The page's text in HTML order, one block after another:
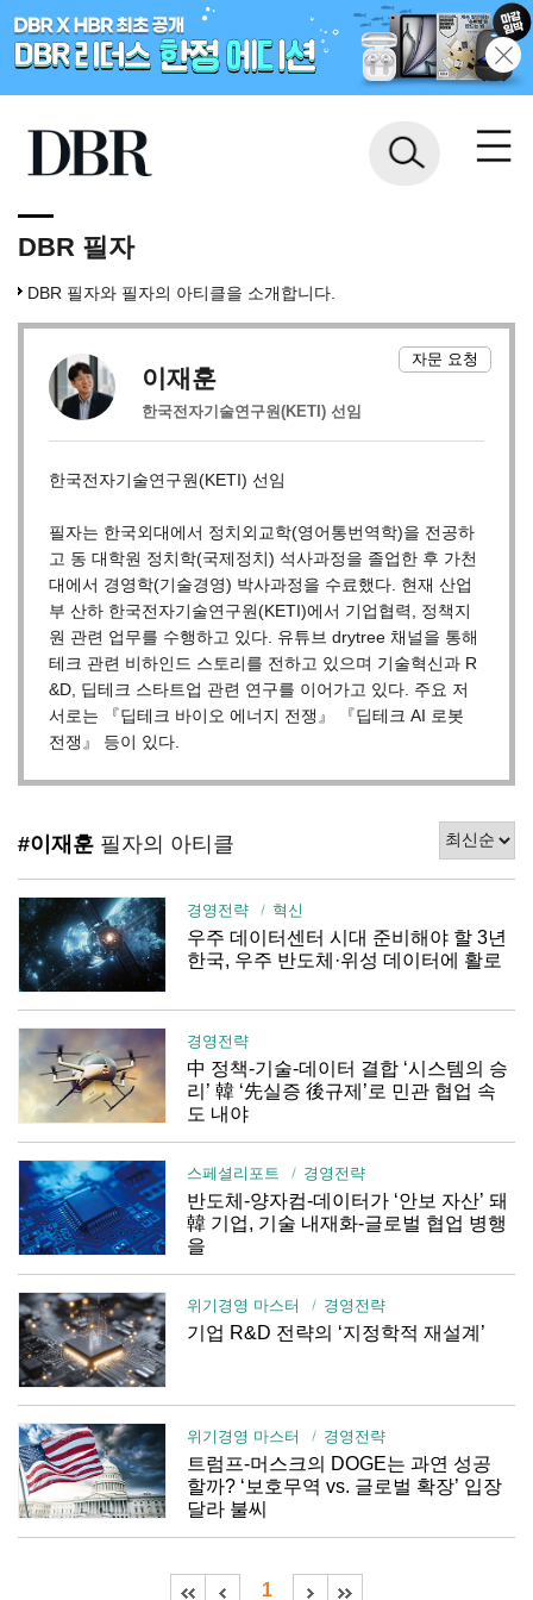
DBR 필자
DBR 필자와 필자의 아티클을 소개합니다.
자문 요청
이재훈
한국전자기술연구원(KETI) 선임
한국전자기술연구원(KETI) 선임
필자는 한국외대에서 정치외교학(영어통번역학)을 전공하
고 동 대학원 정치학(국제정치) 석사과정을 졸업한 후 가천
대에서 경영학(기술경영) 박사과정을 수료했다. 현재 산업
부 산하 한국전자기술연구원(KETI)에서 기업협력, 정책지
원 관련 업무를 수행하고 있다. 유튜브 drytree 채널을 통해
테크 관련 비하인드 스토리를 전하고 있으며 기술혁신과 R
&D, 딥테크 스타트업 관련 연구를 이어가고 있다. 주요 저
서로는 『딥테크 바이오 에너지 전쟁』 『딥테크 AI 로봇
전쟁』 등이 있다.
#이재훈 필자의 아티클
경영전략 혁신
우주 데이터센터 시대 준비해야 할 3년
한국, 우주 반도체·위성 데이터에 활로
경영전략
中 정책-기술-데이터 결합 ‘시스템의 승
리’ 韓 ‘先실증 後규제’로 민관 협업 속
도 내야
스페셜리포트 경영전략
반도체-양자컴-데이터가 ‘안보 자산’ 돼
韓 기업, 기술 내재화-글로벌 협업 병행
을
위기경영 마스터 경영전략
기업 R&D 전략의 ‘지정학적 재설계’
위기경영 마스터 경영전략
트럼프-머스크의 DOGE는 과연 성공
할까? ‘보호무역 vs. 글로벌 확장’ 입장
달라 불씨
1